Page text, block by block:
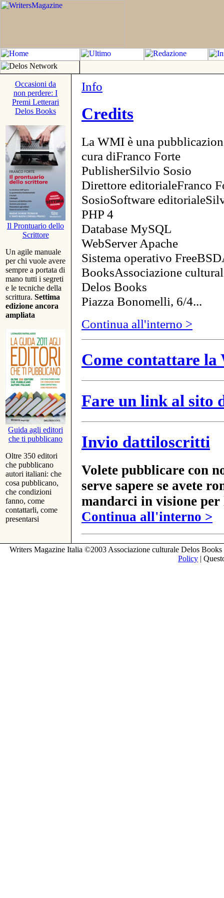
Occasioni da
non perdere: I
Premi Letterari
Delos Books
Il Prontuario dello
Scrittore
Un agile manuale
per chi vuole avere
sempre a portata di
mano tutti i segreti
e le tecniche della
scrittura. Settima
edizione ancora
ampliata
Guida agli editori
che ti pubblicano
Oltre 350 editori
che pubblicano
autori italiani: che
cosa pubblicano,
che condizioni
fanno, come
contattarli, come
presentarsi
Info
Credits
La WMI è una
cura diFranco Forte
PublisherSilvio Sosio
Direttore editorialeFranco
SosioSoftware
PHP 4
Database MySQL
WebServer Apache
Sistema operativo
BooksAssociazione
Delos Books
Piazza Bonomelli, 6/4...
Continua all'interno >
Come contattare
Fare un link al sito
Invio dattiloscritti
Volete pubblicare con
serve sapere se avete
mandarci in visione
Continua all'interno >
Writers Magazine Italia ©2003 Associazione culturale Delos
Policy |